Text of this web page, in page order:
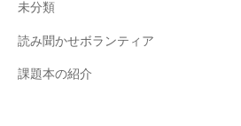
未分類
読み聞かせボランティア
課題本の紹介